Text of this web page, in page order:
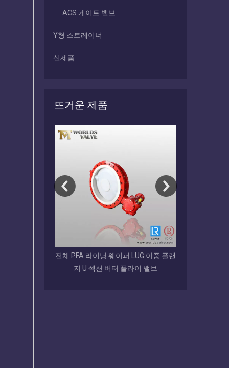
ACS 게이트 밸브
Y형 스트레이너
신제품
뜨거운 제품
라이닝 웨이퍼 LUG 이중 플랜
지 U 섹션 버터 플라이 밸브
EPDM/NBR/VITON /BUNA 코팅 디스
크 그루브 엔드 버터플라이 밸브